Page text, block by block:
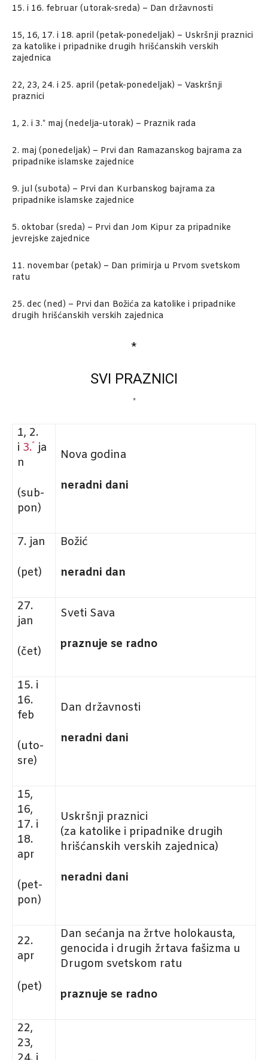
15. i 16. februar (utorak-sreda) – Dan državnosti
15, 16, 17. i 18. april (petak-ponedeljak) – Uskršnji praznici
za katolike i pripadnike drugih hrišćanskih verskih
zajednica
22, 23, 24. i 25. april (petak-ponedeljak) – Vaskršnji
praznici
1, 2. i 3.* maj (nedelja-utorak) – Praznik rada
2. maj (ponedeljak) – Prvi dan Ramazanskog bajrama za
pripadnike islamske zajednice
9. jul (subota) – Prvi dan Kurbanskog bajrama za
pripadnike islamske zajednice
5. oktobar (sreda) – Prvi dan Jom Kipur za pripadnike
jevrejske zajednice
11. novembar (petak) – Dan primirja u Prvom svetskom
ratu
25. dec (ned) – Prvi dan Božića za katolike i pripadnike
drugih hrišćanskih verskih zajednica
*
SVI PRAZNICI
*
1, 2.
i 3.* ja
n
(sub-
pon)
Nova godina
neradni dani
7. jan
(pet)
Božić
neradni dan
27.
jan
(čet)
Sveti Sava
praznuje se radno
15. i
16.
feb
(uto-
sre)
Dan državnosti
neradni dani
15,
16,
17. i
18.
apr
(pet-
pon)
Uskršnji praznici
(za katolike i pripadnike drugih
hrišćanskih verskih zajednica)
neradni dani
22.
apr
(pet)
Dan sećanja na žrtve holokausta,
genocida i drugih žrtava fašizma u
Drugom svetskom ratu
praznuje se radno
22,
23,